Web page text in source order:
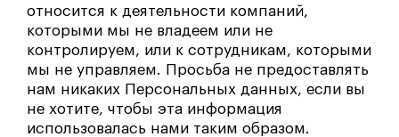
относится к деятельности компаний,
которыми мы не владеем или не
контролируем, или к сотрудникам, которыми
мы не управляем. Просьба не предоставлять
нам никаких Персональных данных, если вы
не хотите, чтобы эта информация
использовалась нами таким образом.